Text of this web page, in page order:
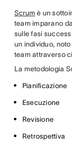
Scrum è un
team imparano
sulle fasi
un individuo,
team attraverso
La metodologia
Pianificazione
Esecuzione
Revisione
Retrospettiva